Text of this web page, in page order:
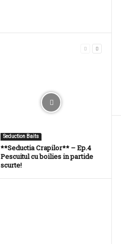
Seduction Baits
**Seductia Crapilor** – Ep.4
Pescuitul cu boilies in partide
scurte!